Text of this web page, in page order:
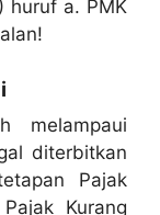
huruf a. PMK
melampaui
diterbitkan
Pajak
Kurang